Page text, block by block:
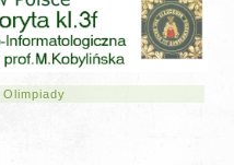
,Olimpiady